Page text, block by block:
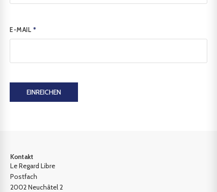
E-MAIL *
EINREICHEN
Kontakt
Le Regard Libre
Postfach
2002 Neuchâtel 2